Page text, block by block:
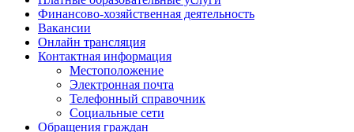
Финансово-хозяйственная деятельность
Вакансии
Онлайн трансляция
Контактная информация
Местоположение
Электронная почта
Телефонный справочник
Социальные сети
Обращения граждан